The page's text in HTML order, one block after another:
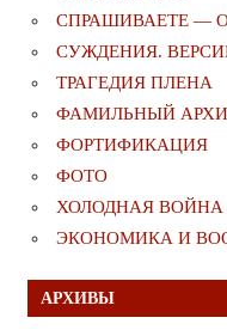
СПРАШИВАЕТЕ —
СУЖДЕНИЯ.
ТРАГЕДИЯ ПЛЕНА
ФАМИЛЬНЫЙ
ФОРТИФИКАЦИЯ
ФОТО
ХОЛОДНАЯ ВОЙНА
ЭКОНОМИКА И
АРХИВЫ